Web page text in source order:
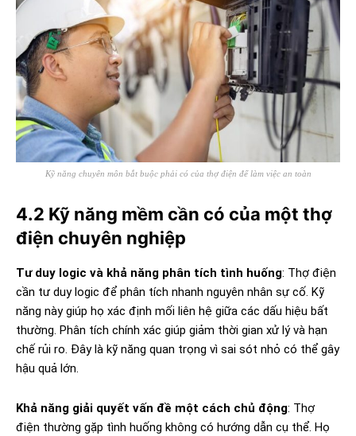
Kỹ năng chuyên môn bắt buộc phải có của thợ điện để làm việc an toàn
4.2 Kỹ năng mềm cần có của một thợ
điện chuyên nghiệp
Tư duy logic và khả năng phân tích tình huống: Thợ điện
cần tư duy logic để phân tích nhanh nguyên nhân sự cố. Kỹ
năng này giúp họ xác định mối liên hệ giữa các dấu hiệu bất
thường. Phân tích chính xác giúp giảm thời gian xử lý và hạn
chế rủi ro. Đây là kỹ năng quan trọng vì sai sót nhỏ có thể gây
hậu quả lớn.
Khả năng giải quyết vấn đề một cách chủ động: Thợ
điện thường gặp tình huống không có hướng dẫn cụ thể. Họ